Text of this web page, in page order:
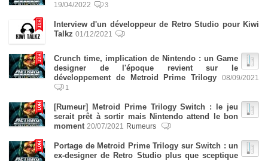
19/04/2022 3
Interview d'un développeur de Retro Studio pour Kiwi
Talkz 01/12/2021
Crunch time, implication de Nintendo : un Game
designer de l'époque revient sur le
développement de Metroid Prime Trilogy
08/09/2021
1
[Rumeur] Metroid Prime Trilogy Switch : le jeu
serait prêt à sortir mais Nintendo attend le bon
moment 20/07/2021 Rumeurs
Portage de Metroid Prime Trilogy sur Switch : un
ex-designer de Retro Studio plus que sceptique